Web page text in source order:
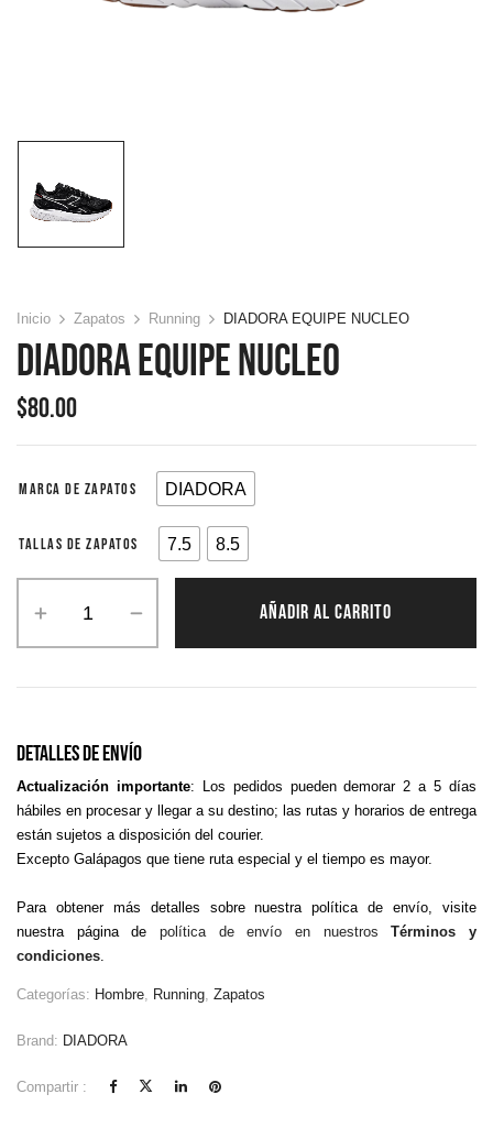
Inicio Zapatos Running DIADORA EQUIPE NUCLEO
DIADORA EQUIPE NUCLEO
$80.00
MARCA DE ZAPATOS DIADORA
TALLAS DE ZAPATOS 7.5 8.5
AÑADIR AL CARRITO
Detalles De Envío
Actualización importante: Los pedidos pueden demorar 2 a 5 días
hábiles en procesar y llegar a su destino; las rutas y horarios de entrega
están sujetos a disposición del courier.
Excepto Galápagos que tiene ruta especial y el tiempo es mayor.
Para obtener más detalles sobre nuestra política de envío, visite
nuestra página de política de envío en nuestrosTérminos y
condiciones
Categorías: Hombre Running Zapatos
Brand: DIADORA
Compartir :